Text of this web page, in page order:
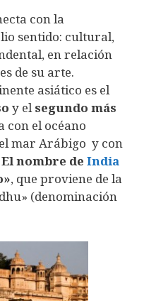
con la
sentido: cultural,
en relación
de su arte.
asiático es el
y elsegundo más
con el océano
mar Arábigo y con
El nombre de India
, que proviene de la
(denominación